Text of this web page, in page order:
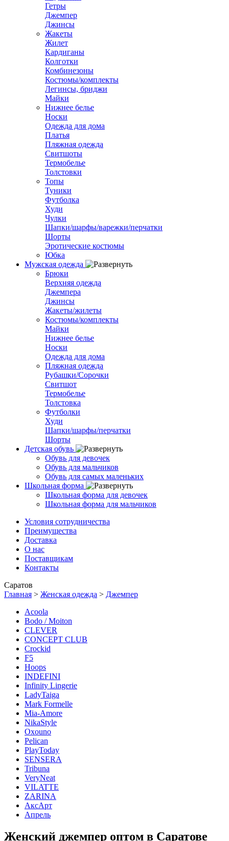
Гетры
Джемпер
Джинсы
Жакеты
Жилет
Кардиганы
Колготки
Комбинезоны
Костюмы/комплекты
Легинсы, бриджи
Майки
Нижнее белье
Носки
Одежда для дома
Платья
Пляжная одежда
Свитшоты
Термобелье
Толстовки
Топы
Туники
Футболка
Худи
Чулки
Шапки/шарфы/варежки/перчатки
Шорты
Эротические костюмы
Юбка
Мужская одежда
Брюки
Верхняя одежда
Джемпера
Джинсы
Жакеты/жилеты
Костюмы/комплекты
Майки
Нижнее белье
Носки
Одежда для дома
Пляжная одежда
Рубашки/Сорочки
Свитшот
Термобелье
Толстовка
Футболки
Худи
Шапки/шарфы/перчатки
Шорты
Детская обувь
Обувь для девочек
Обувь для мальчиков
Обувь для самых маленьких
Школьная форма
Школьная форма для девочек
Школьная форма для мальчиков
Условия сотрудничества
Преимущества
Доставка
О нас
Поставщикам
Контакты
Саратов
Главная > Женская одежда > Джемпер
Acoola
Bodo / Moiton
CLEVER
CONCEPT CLUB
Crockid
F5
Hoops
INDEFINI
Infinity Lingerie
LadyTaiga
Mark Formelle
Mia-Amore
NikaStyle
Oxouno
Pelican
PlayToday
SENSERA
Tribuna
VeryNeat
VILATTE
ZARINA
АксАрт
Апрель
Женский джемпер оптом в Саратове